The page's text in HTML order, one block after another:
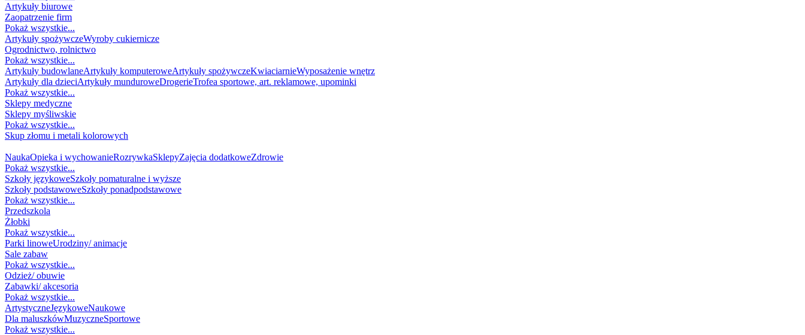
Artykuły biurowe
Zaopatrzenie firm
Pokaż wszystkie...
Artykuły spożywczeWyroby cukiernicze
Ogrodnictwo, rolnictwo
Pokaż wszystkie...
Artykuły budowlaneArtykuły komputeroweArtykuły spożywczeKwiaciarnieWyposażenie wnętrz
Artykuły dla dzieciArtykuły munduroweDrogerieTrofea sportowe, art. reklamowe, upominki
Pokaż wszystkie...
Sklepy medyczne
Sklepy myśliwskie
Pokaż wszystkie...
Skup złomu i metali kolorowych
NaukaOpieka i wychowanieRozrywkaSklepyZajęcia dodatkoweZdrowie
Pokaż wszystkie...
Szkoły językoweSzkoły pomaturalne i wyższe
Szkoły podstawoweSzkoły ponadpodstawowe
Pokaż wszystkie...
Przedszkola
Żłobki
Pokaż wszystkie...
Parki linoweUrodziny/ animacje
Sale zabaw
Pokaż wszystkie...
Odzież/ obuwie
Zabawki/ akcesoria
Pokaż wszystkie...
ArtystyczneJęzykoweNaukowe
Dla maluszkówMuzyczneSportowe
Pokaż wszystkie...